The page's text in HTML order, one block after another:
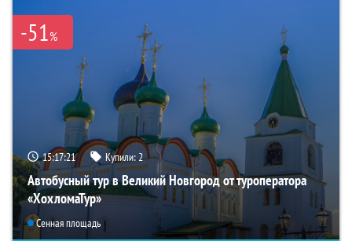
-51%
15:17:20 Купили:2
Автобусный тур в Великий Новгород от туроператора
«ХохломаТур»
Сенная площадь